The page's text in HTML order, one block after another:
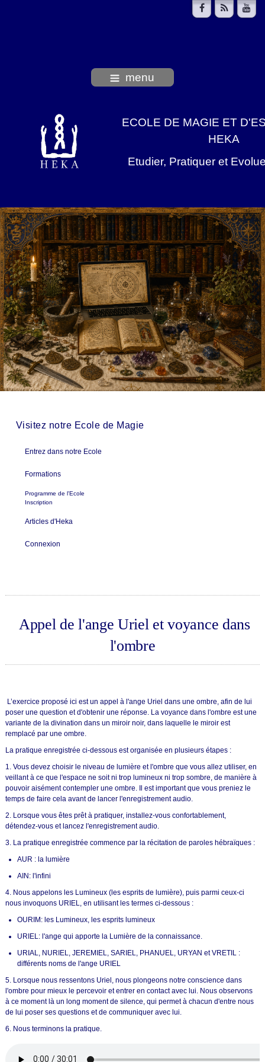
menu
ECOLE DE MAGIE ET
HEKA
Etudier, Pratiquer et
Visitez notre Ecole de Magie
Entrez dans notre Ecole
Formations
Programme de l'Ecole
Inscription
Articles d'Heka
Connexion
Appel de l'ange Uriel et voyance dans
l'ombre
L’exercice proposé ici est un appel à l'ange Uriel dans une ombre, afin de lui
poser une question et d'obtenir une réponse. La voyance dans l'ombre est une
variante de la divination dans un miroir noir, dans laquelle le miroir est
remplacé par une ombre.
La pratique enregistrée ci-dessous est organisée en plusieurs étapes :
1. Vous devez choisir le niveau de lumière et l'ombre que vous allez utiliser, en
veillant à ce que l'espace ne soit ni trop lumineux ni trop sombre, de manière à
pouvoir aisément contempler une ombre. Il est important que vous preniez le
temps de faire cela avant de lancer l'enregistrement audio.
2. Lorsque vous êtes prêt à pratiquer, installez-vous confortablement,
détendez-vous et lancez l'enregistrement audio.
3. La pratique enregistrée commence par la récitation de paroles hébraïques :
AUR : la lumière
AIN: l'infini
4. Nous appelons les Lumineux (les esprits de lumière), puis parmi ceux-ci
nous invoquons URIEL, en utilisant les termes ci-dessous :
OURIM: les Lumineux, les esprits lumineux
URIEL: l'ange qui apporte la Lumière de la connaissance.
URIAL, NURIEL, JEREMIEL, SARIEL, PHANUEL, URYAN et VRETIL :
différents noms de l'ange URIEL
5. Lorsque nous ressentons Uriel, nous plongeons notre conscience dans
l'ombre pour mieux le percevoir et entrer en contact avec lui. Nous observons
à ce moment là un long moment de silence, qui permet à chacun d'entre nous
de lui poser ses questions et de communiquer avec lui.
6. Nous terminons la pratique.